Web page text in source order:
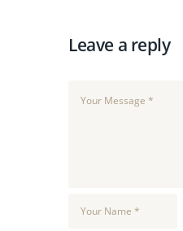
Leave a reply